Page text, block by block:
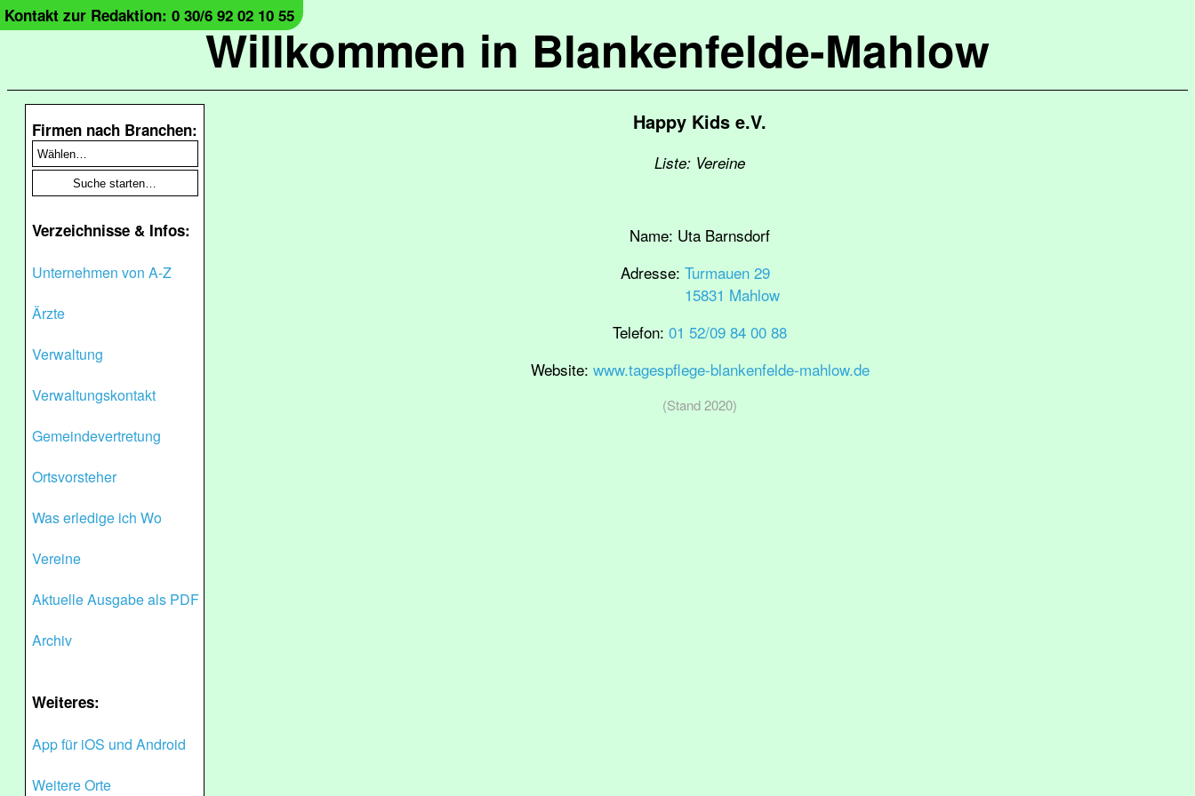
Willkommen in Blankenfelde-Mahlow
Kontakt zur Redaktion: 0 30/6 92 02 10 55
Firmen nach Branchen:
Verzeichnisse & Infos:
Unternehmen von A-Z
Ärzte
Verwaltung
Verwaltungskontakt
Gemeindevertretung
Ortsvorsteher
Was erledige ich Wo
Vereine
Aktuelle Ausgabe als PDF
Archiv
Weiteres:
App für iOS und Android
Weitere Orte
Happy Kids e.V.
Liste: Vereine
Name: Uta Barnsdorf
Adresse: Turmauen 29
15831 Mahlow
Telefon: 01 52/09 84 00 88
Website: www.tagespflege-blankenfelde-mahlow.de
(Stand 2020)